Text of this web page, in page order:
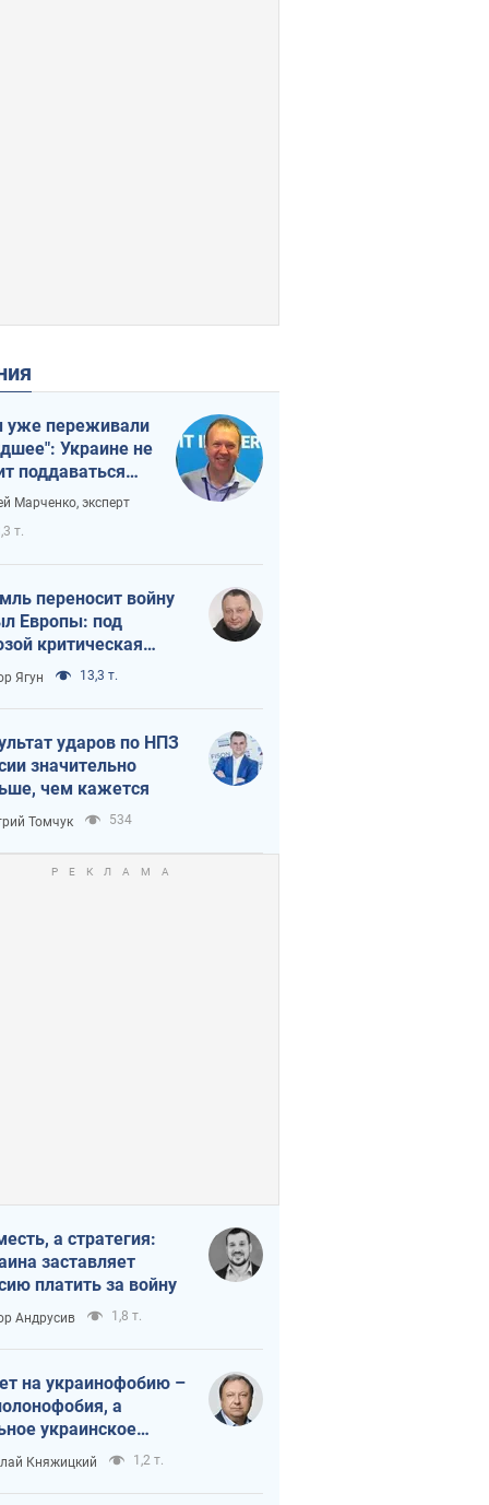
переживали
Украине не
поддаваться
из-за
Марченко, эксперт
т.
переносит войну
Европы: под
критическая
Ягун 13,3 т.
ударов по НПЗ
значительно
чем кажется
Томчук 534
а стратегия:
заставляет
платить за войну
Андрусив 1,8 т.
на украинофобию –
а
украинское
Княжицкий 1,2 т.